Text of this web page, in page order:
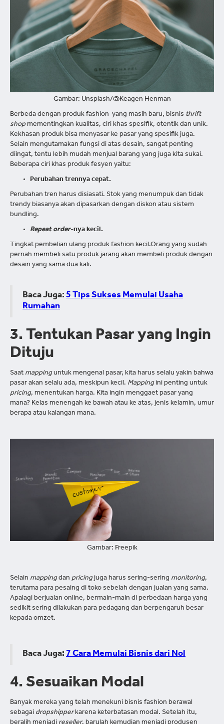
Gambar: Unsplash/@Keagen Henman
Berbeda dengan produk fashion yang masih baru, bisnis thrift
shopmementingkan kualitas, ciri khas spesifik, otentik dan unik.
Kekhasan produk bisa menyasar ke pasar yang spesifik juga.
Selain mengutamakan fungsi di atas desain, sangat penting
diingat, tentu lebih mudah menjual barang yang juga kita sukai.
Beberapa ciri khas produk fesyen yaitu:
Perubahan trennya cepat.
Perubahan tren harus disiasati. Stok yang menumpuk dan tidak
trendy biasanya akan dipasarkan dengan diskon atau sistem
bundling.
Repeat order-nya kecil.
Tingkat pembelian ulang produk fashion kecil.Orang yang sudah
pernah membeli satu produk jarang akan membeli produk dengan
desain yang sama dua kali.
Baca Juga: 5 Tips Sukses Memulai Usaha
Rumahan
3. Tentukan Pasar yang Ingin
Dituju
Saat mappinguntuk mengenal pasar, kita harus selalu yakin bahwa
pasar akan selalu ada, meskipun kecil. Mapping ini penting untuk
pricing, menentukan harga. Kita ingin menggaet pasar yang
mana? Kelas menengah ke bawah atau ke atas, jenis kelamin, umur
berapa atau kalangan mana.
Gambar: Freepik
Selain mappingdan pricingjuga harus sering-sering monitoring,
terutama para pesaing di toko sebelah dengan jualan yang sama.
Apalagi berjualan online, bermain-main di perbedaan harga yang
sedikit sering dilakukan para pedagang dan berpengaruh besar
kepada omzet.
Baca Juga: 7 Cara Memulai Bisnis dari Nol
4. Sesuaikan Modal
Banyak mereka yang telah menekuni bisnis fashion berawal
sebagai dropshipperkarena keterbatasan modal. Setelah itu,